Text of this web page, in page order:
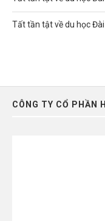
Tất tần tật về du học
CÔNG TY CỔ PHẦN